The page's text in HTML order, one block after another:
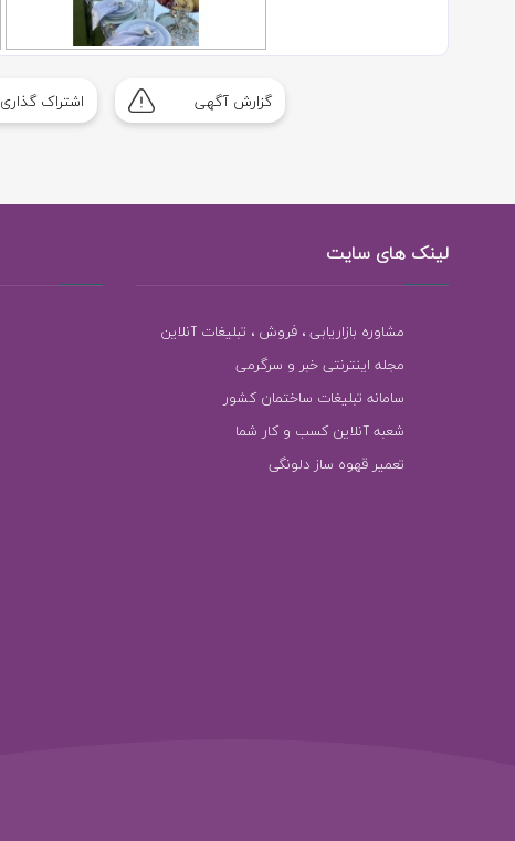
گزارش آگهی اشتراک گذاری
لینک های سایت
مشاوره بازاریابی ، فروش ، تبلیغات آنلاین
مجله اینترنتی خبر و سرگرمی
سامانه تبلیغات ساختمان کشور
شعبه آنلاین کسب و کار شما
تعمیر قهوه ساز دلونگی